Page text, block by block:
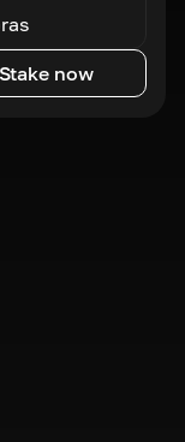
Stake now